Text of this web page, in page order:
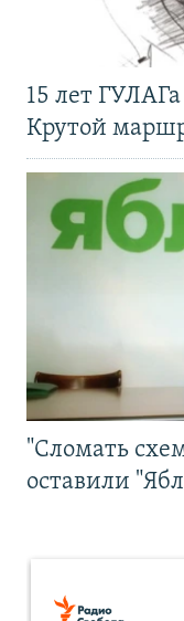
15 лет
Крутой
"Сломать
оставили